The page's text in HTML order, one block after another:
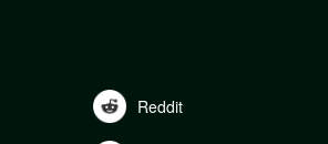
Reddit